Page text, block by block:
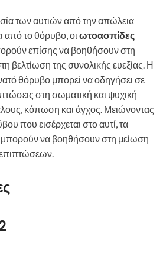
των αυτιών από την απώλεια
από το θόρυβο, οι ωτοασπίδες
επίσης να βοηθήσουν στη
βελτίωση της συνολικής ευεξίας. Η
θόρυβο μπορεί να οδηγήσει σε
στη σωματική και ψυχική
κόπωση και άγχος. Μειώνοντας
που εισέρχεται στο αυτί, τα
μπορούν να βοηθήσουν στη μείωση